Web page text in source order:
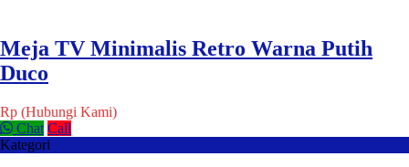
Meja TV Minimalis Retro Warna Putih
Duco
Rp (Hubungi Kami)
Chat Call
Kategori